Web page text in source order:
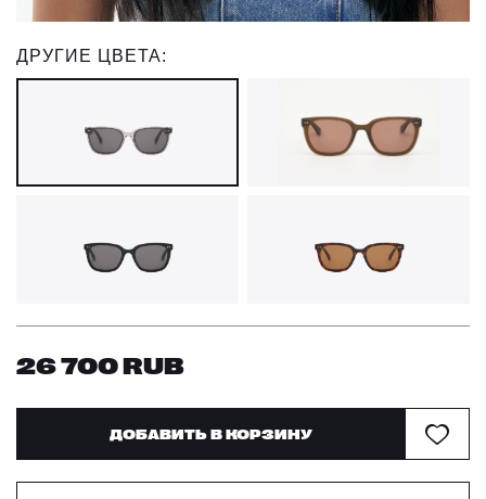
ДРУГИЕ ЦВЕТА:
26 700RUB
ДОБАВИТЬ В КОРЗИНУ